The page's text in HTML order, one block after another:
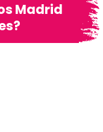
Madrid